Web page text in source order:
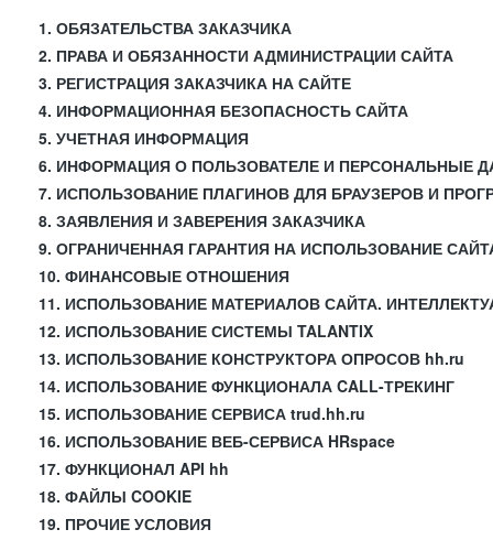
1. ОБЯЗАТЕЛЬСТВА ЗАКАЗЧИКА
2. ПРАВА И ОБЯЗАННОСТИ АДМИНИСТРАЦИИ САЙТА
3. РЕГИСТРАЦИЯ ЗАКАЗЧИКА НА САЙТЕ
4. ИНФОРМАЦИОННАЯ БЕЗОПАСНОСТЬ САЙТА
5. УЧЕТНАЯ ИНФОРМАЦИЯ
6. ИНФОРМАЦИЯ О ПОЛЬЗОВАТЕЛЕ И ПЕРСОНАЛЬНЫЕ
7. ИСПОЛЬЗОВАНИЕ ПЛАГИНОВ ДЛЯ БРАУЗЕРОВ И
8. ЗАЯВЛЕНИЯ И ЗАВЕРЕНИЯ ЗАКАЗЧИКА
9. ОГРАНИЧЕННАЯ ГАРАНТИЯ НА ИСПОЛЬЗОВАНИЕ
10. ФИНАНСОВЫЕ ОТНОШЕНИЯ
11. ИСПОЛЬЗОВАНИЕ МАТЕРИАЛОВ САЙТА.
12. ИСПОЛЬЗОВАНИЕ СИСТЕМЫ TALANTIX
13. ИСПОЛЬЗОВАНИЕ КОНСТРУКТОРА ОПРОСОВ hh.ru
14. ИСПОЛЬЗОВАНИЕ ФУНКЦИОНАЛА CALL-ТРЕКИНГ
15. ИСПОЛЬЗОВАНИЕ СЕРВИСА trud.hh.ru
16. ИСПОЛЬЗОВАНИЕ ВЕБ-СЕРВИСА HRspace
17. ФУНКЦИОНАЛ API hh
18. ФАЙЛЫ COOKIE
19. ПРОЧИЕ УСЛОВИЯ